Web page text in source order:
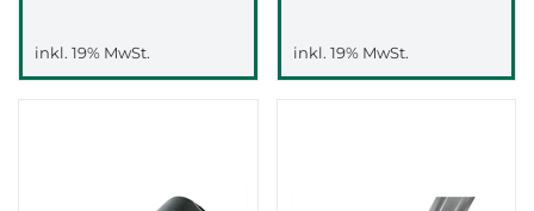
inkl. 19% MwSt. inkl. 19% MwSt.